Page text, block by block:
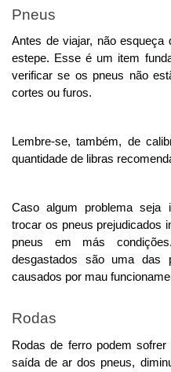
Pneus
Antes de viajar, não
estepe. Esse é um item
verificar se os pneus não
cortes ou furos.
Lembre-se, também, de
quantidade de libras
Caso algum problema seja
trocar os pneus prejudicados
pneus em más
desgastados são uma das
causados por mau
Rodas
Rodas de ferro podem
saída de ar dos pneus,